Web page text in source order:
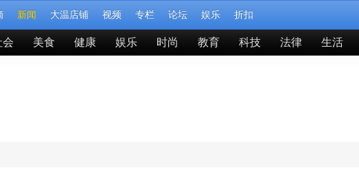
新闻 大温店铺 视频 专栏 论坛 娱乐 折扣
会 美食 健康 娱乐 时尚 教育 科技 法律 生活